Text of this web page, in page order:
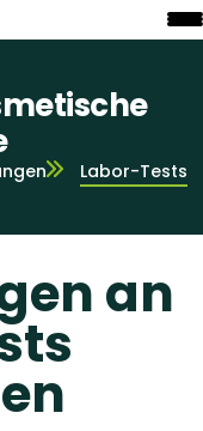
Labor-Tests
an